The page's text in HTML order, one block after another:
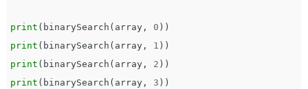
print ( binarySearch ( array , 0 ))
print ( binarySearch ( array , 1 ))
print ( binarySearch ( array , 2 ))
print ( binarySearch ( array , 3 ))